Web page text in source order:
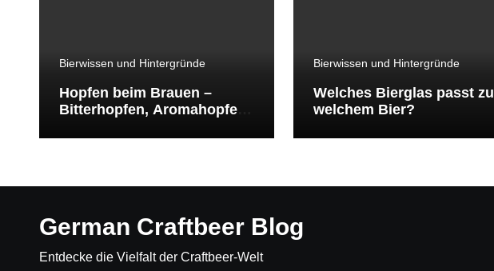
Bierwissen und Hintergründe
Hopfen beim Brauen –
Bitterhopfen, Aromahopfen
erklärt
Bierwissen und Hintergründe
Welches Bierglas passt zu
welchem Bier?
German Craftbeer Blog
Entdecke die Vielfalt der Craftbeer-Welt